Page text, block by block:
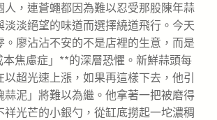
人，連蒼蠅都因為難以忍受那股陳年蒜
淡淡絕望的味道而選擇繞道飛行。今天
。廖沾沾不安的不是店裡的生意，而是
焦慮症」**的深層恐懼。新鮮蒜頭每
超光速上漲，如果再這樣下去，他引
蒜泥」將難以為繼。他拿著一把被磨得
祥光芒的小銀勺，從缸底撈起一坨濃稠